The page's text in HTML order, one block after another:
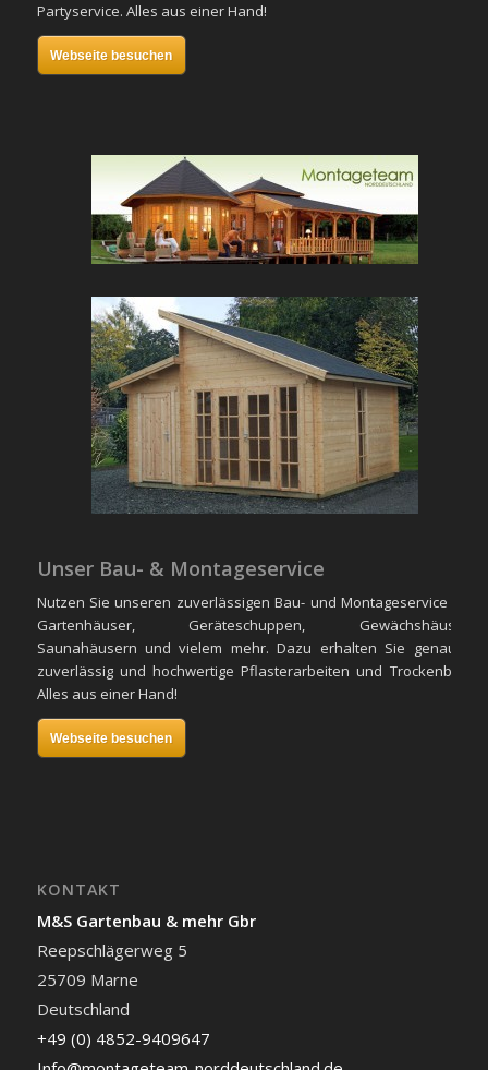
Partyservice. Alles aus einer Hand!
Webseite besuchen
Unser Bau- & Montageservice
Nutzen Sie unseren zuverlässigen Bau- und Montageservice für
Gartenhäuser, Geräteschuppen, Gewächshäuser,
Saunahäusern und vielem mehr. Dazu erhalten Sie genauso
zuverlässig und hochwertige Pflasterarbeiten und Trockenbau.
Alles aus einer Hand!
Webseite besuchen
KONTAKT
M&S Gartenbau & mehr Gbr
Reepschlägerweg 5
25709 Marne
Deutschland
+49 (0) 4852-9409647